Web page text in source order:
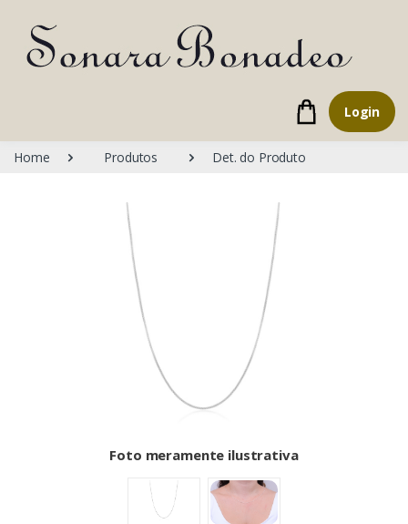
Login
Home Produtos Det. do Produto
Foto meramente ilustrativa